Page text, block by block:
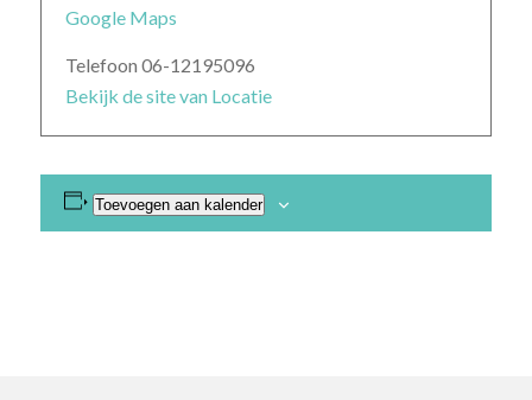
Google Maps
Telefoon 06-12195096
Bekijk de site van Locatie
Toevoegen aan kalender